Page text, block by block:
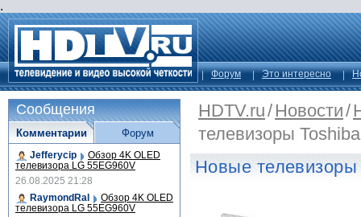
.
Форум Это интересно
HDTV.ru/Новости/
телевизоры Toshiba
Новые телевизоры
Сообщения
Комментарии
Jefferycip Обзор 4K OLED
телевизора LG 55EG960V
26.08.2025 21:28
RaymondRal
Обзор 4K OLED
телевизора LG 55EG960V
Форум